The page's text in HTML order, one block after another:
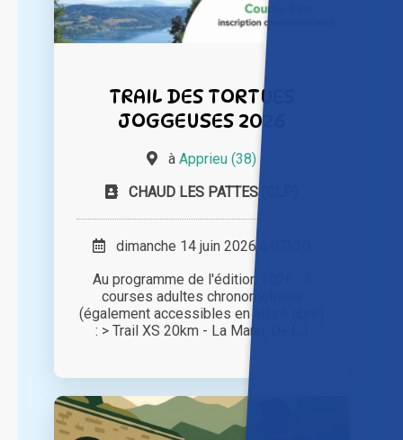
TRAIL DES TORTUES
JOGGEUSES 2026
à Apprieu (38)
CHAUD LES PATTES (CLP)
dimanche 14 juin 2026 à 07h30
Au programme de l'édition 2026 : 3
courses adultes chronomètrées
(également accessibles en allure libre)
: > Trail XS 20km - La Manu, D+ [...]